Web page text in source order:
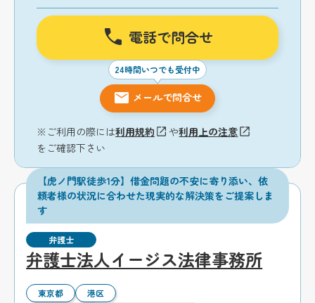
電話で問合せ
24時間いつでも受付中
メールで問合せ
※ご利用の際には利用規約 や利用上の注意
をご確認下さい
【虎ノ門駅徒歩1分】借金問題の不安に寄り添い、依
頼者様の状況に合わせた現実的な解決策をご提案しま
す
弁護士
弁護士法人イージス法律事務所
東京都 港区